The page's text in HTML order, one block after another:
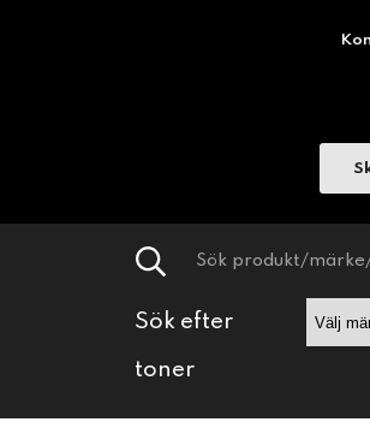
Sök efter
toner